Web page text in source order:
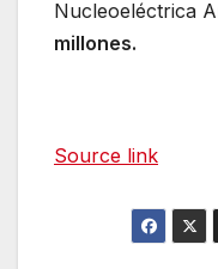
Nucleoeléctrica
millones.
Source link